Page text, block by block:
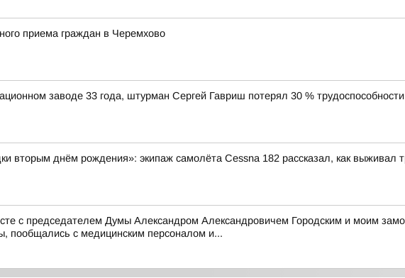
приема граждан в Черемхово
заводе 33 года, штурман Сергей Гавриш потерял 30 %
вторым днём рождения»: экипаж самолёта Cessna 182 рассказал, как выживал
с председателем Думы Александром Александровичем Городским и моим
пообщались с медицинским персоналом и...